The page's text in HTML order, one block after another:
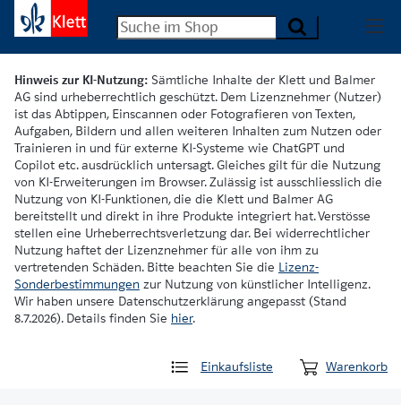
Hinweis zur KI-Nutzung: Sämtliche Inhalte der Klett und Balmer
AG sind urheberrechtlich geschützt. Dem Lizenznehmer (Nutzer)
ist das Abtippen, Einscannen oder Fotografieren von Texten,
Aufgaben, Bildern und allen weiteren Inhalten zum Nutzen oder
Trainieren in und für externe KI-Systeme wie ChatGPT und
Copilot etc. ausdrücklich untersagt. Gleiches gilt für die Nutzung
von KI-Erweiterungen im Browser. Zulässig ist ausschliesslich die
Nutzung von KI-Funktionen, die die Klett und Balmer AG
bereitstellt und direkt in ihre Produkte integriert hat. Verstösse
stellen eine Urheberrechtsverletzung dar. Bei widerrechtlicher
Nutzung haftet der Lizenznehmer für alle von ihm zu
vertretenden Schäden. Bitte beachten Sie die Lizenz-
Sonderbestimmungen zur Nutzung von künstlicher Intelligenz.
Wir haben unsere Datenschutzerklärung angepasst (Stand
8.7.2026). Details finden Sie hier.
Einkaufsliste Warenkorb